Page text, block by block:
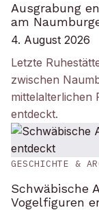
Ausgrabung
am
4. August 2026
Letzte
zwischen
mittelalterlichen
entdeckt.
GESCHICHTE &
Schwäbische
Vogelfiguren